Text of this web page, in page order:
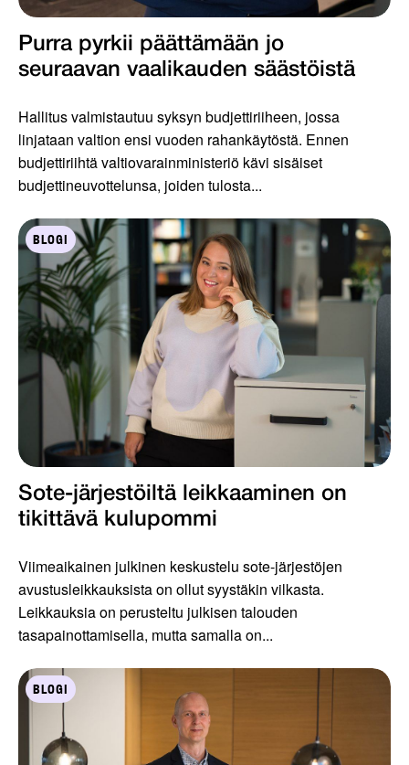
Purra pyrkii päättämään jo
seuraavan vaalikauden säästöistä
Hallitus valmistautuu syksyn budjettiriiheen, jossa
linjataan valtion ensi vuoden rahankäytöstä. Ennen
budjettiriihtä valtiovarainministeriö kävi sisäiset
budjettineuvottelunsa, joiden tulosta...
BLOGI
Sote-järjestöiltä leikkaaminen on
tikittävä kulupommi
Viimeaikainen julkinen keskustelu sote-järjestöjen
avustusleikkauksista on ollut syystäkin vilkasta.
Leikkauksia on perusteltu julkisen talouden
tasapainottamisella, mutta samalla on...
BLOGI